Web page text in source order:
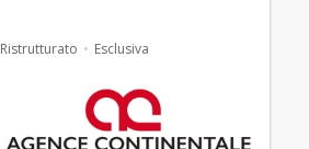
Ristrutturato Esclusiva